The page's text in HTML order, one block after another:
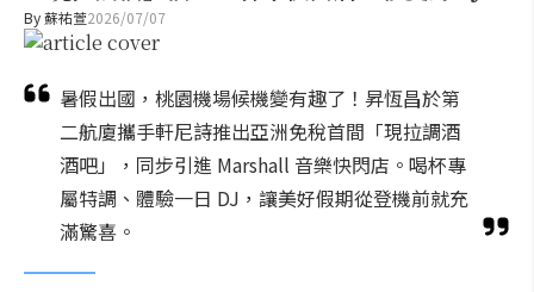
By蘇祐萱2026/07/07
暑假出國，桃園機場候機變有趣了！昇恆昌於第
二航廈攜手軒尼詩推出亞洲免稅首間「現拉調酒
酒吧」，同步引進 Marshall 音樂快閃店。喝杯專
屬特調、體驗一日 DJ，讓美好假期從登機前就充
滿驚喜。